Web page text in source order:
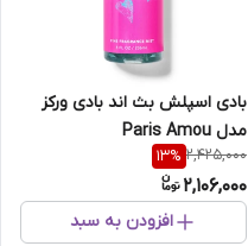
بادی اسپلش بث اند بادی ورکز
مدل Paris Amou
2,425,000
13%
2,106,000
افزودن به سبد